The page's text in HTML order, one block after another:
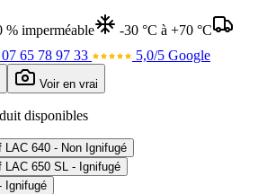
% imperméable
-30 °C à +70 °C
07 65 78 97 33 5,0/5 Google
Voir en vrai
disponibles
LAC 640 - Non Ignifugé
LAC 650 SL - Ignifugé
Ignifugé